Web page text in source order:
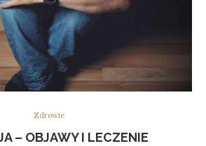
Zdrowie
– OBJAWY I LECZENIE